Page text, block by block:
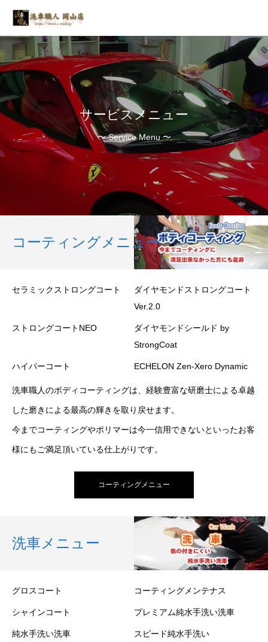
サービスメニュー
〜 Service Menu 〜
コーティングメニュー
セラミックストロングコート
ダイヤモンドストロングコート
Ver.2.0
ストロングコートNEO
ダイヤモンドシールド by
StrongCoat
ハイパーコート ECHELON Zen-Xero Dynamic
洗車職人のボディコーティングは、経験豊富な研磨士による卓越
した磨きによる最高の輝きを取り戻せます。
今までコーティングやポリマーは今一信用できないといったお客
様にもご満足頂いている仕上がりです。
コーティングメニュー
洗車メニュー
グロスコート コーティングメンテナス
シャインコート プレミアム純水手洗い洗車
純水手洗い洗車 スピード純水手洗い